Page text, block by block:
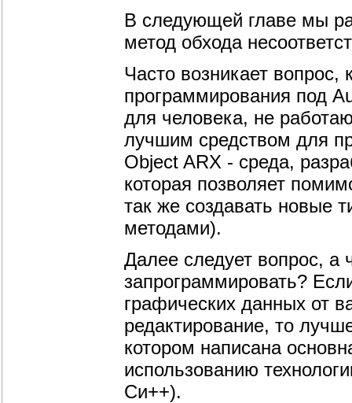
В следующей главе мы
метод обхода
Часто возникает
программирования под
для человека, не
лучшим средством для
Object ARX - среда,
которая позволяет
так же создавать новые
методами).
Далее следует вопрос, а
запрограммировать?
графических данных от
редактирование, то
котором написана
использованию
Си++).